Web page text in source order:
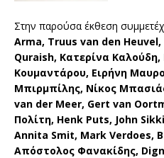
Στην παρούσα έκθεση
Arma, Truus van den
Quraish, Κατερίνα Καλούδη,
Κουμαντάρου, Ειρήνη
Μπιρμπίλης, Νίκος
van der Meer, Gert van
Πολίτη, Henk Puts, John
Annita Smit, Mark Verdoes,
Απόστολος Φανακίδης,